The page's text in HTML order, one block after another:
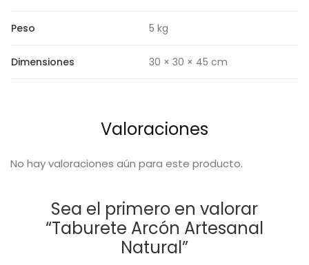
Peso 5 kg
Dimensiones 30 × 30 × 45 cm
Valoraciones
No hay valoraciones aún para este producto.
Sea el primero en valorar
“Taburete Arcón Artesanal
Natural”